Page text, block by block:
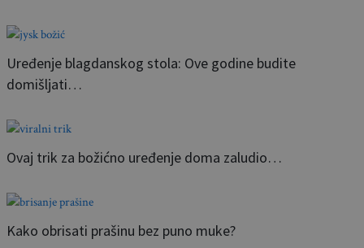
Uređenje blagdanskog stola: Ove godine budite
domišljati…
Ovaj trik za božićno uređenje doma zaludio…
Kako obrisati prašinu bez puno muke?